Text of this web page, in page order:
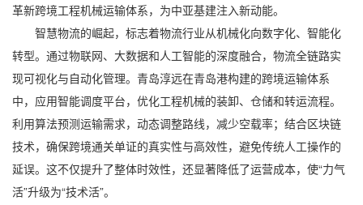
革新跨境工程机械运输体系，为中亚基建注入新动能。
智慧物流的崛起，标志着物流行业从机械化向数字化、智能化
转型。通过物联网、大数据和人工智能的深度融合，物流全链路实
现可视化与自动化管理。青岛淳远在青岛港构建的跨境运输体系
中，应用智能调度平台，优化工程机械的装卸、仓储和转运流程。
利用算法预测运输需求，动态调整路线，减少空载率；结合区块链
技术，确保跨境通关单证的真实性与高效性，避免传统人工操作的
延误。这不仅提升了整体时效性，还显著降低了运营成本，使“力气
活”升级为“技术活”。